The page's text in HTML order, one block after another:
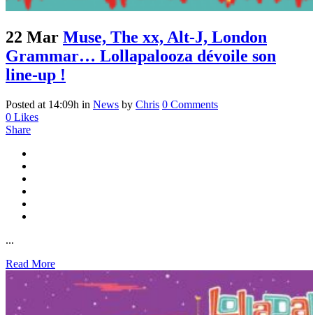
22 Mar Muse, The xx, Alt-J, London
Grammar… Lollapalooza dévoile son
line-up !
Posted at 14:09h in News by Chris 0 Comments
0 Likes
Share
...
Read More